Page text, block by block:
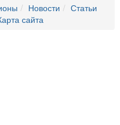
Новости
Статьи
сайта